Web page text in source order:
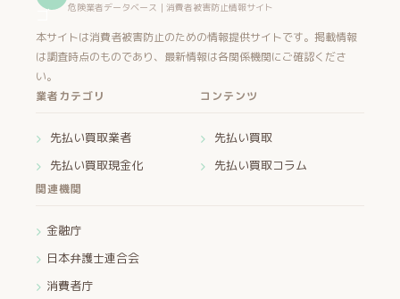
危険業者データベース｜消費者被害防止情報サイト
本サイトは消費者被害防止のための情報提供サイトです。掲載情報
は調査時点のものであり、最新情報は各関係機関にご確認くださ
い。
業者カテゴリ
先払い買取業者
先払い買取現金化
コンテンツ
先払い買取
先払い買取コラム
関連機関
金融庁
日本弁護士連合会
消費者庁